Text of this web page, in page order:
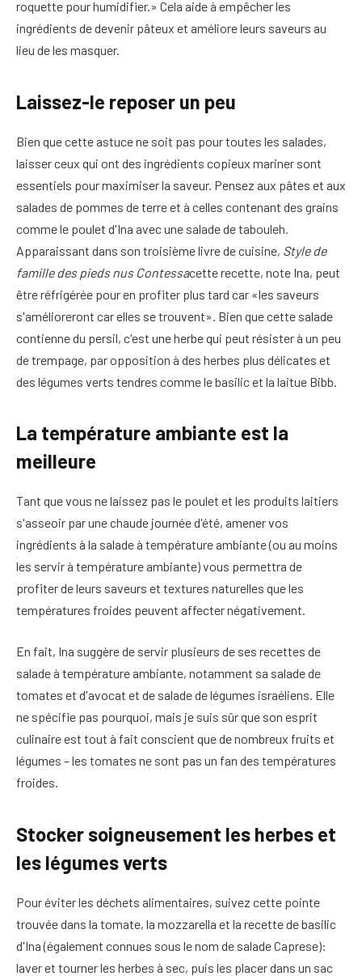
roquette pour humidifier.» Cela aide à empêcher les
ingrédients de devenir pâteux et améliore leurs saveurs au
lieu de les masquer.
Laissez-le reposer un peu
Bien que cette astuce ne soit pas pour toutes les salades,
laisser ceux qui ont des ingrédients copieux mariner sont
essentiels pour maximiser la saveur. Pensez aux pâtes et aux
salades de pommes de terre et à celles contenant des grains
comme le poulet d'Ina avec une salade de tabouleh.
Apparaissant dans son troisième livre de cuisine, Style de
famille des pieds nus Contessacette recette, note Ina, peut
être réfrigérée pour en profiter plus tard car «les saveurs
s'amélioreront car elles se trouvent». Bien que cette salade
contienne du persil, c'est une herbe qui peut résister à un peu
de trempage, par opposition à des herbes plus délicates et
des légumes verts tendres comme le basilic et la laitue Bibb.
La température ambiante est la
meilleure
Tant que vous ne laissez pas le poulet et les produits laitiers
s'asseoir par une chaude journée d'été, amener vos
ingrédients à la salade à température ambiante (ou au moins
les servir à température ambiante) vous permettra de
profiter de leurs saveurs et textures naturelles que les
températures froides peuvent affecter négativement.
En fait, Ina suggère de servir plusieurs de ses recettes de
salade à température ambiante, notamment sa salade de
tomates et d'avocat et de salade de légumes israéliens. Elle
ne spécifie pas pourquoi, mais je suis sûr que son esprit
culinaire est tout à fait conscient que de nombreux fruits et
légumes – les tomates ne sont pas un fan des températures
froides.
Stocker soigneusement les herbes et
les légumes verts
Pour éviter les déchets alimentaires, suivez cette pointe
trouvée dans la tomate, la mozzarella et la recette de basilic
d'Ina (également connues sous le nom de salade Caprese):
laver et tourner les herbes à sec, puis les placer dans un sac